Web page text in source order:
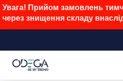
Увага! Прийом замовлень
через знищення складу